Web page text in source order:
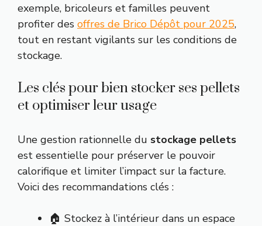
exemple, bricoleurs et familles peuvent
profiter des offres de Brico Dépôt pour 2025,
tout en restant vigilants sur les conditions de
stockage.
Les clés pour bien stocker ses pellets
et optimiser leur usage
Une gestion rationnelle du stockage pellets
est essentielle pour préserver le pouvoir
calorifique et limiter l’impact sur la facture.
Voici des recommandations clés :
🏠 Stockez à l’intérieur dans un espace